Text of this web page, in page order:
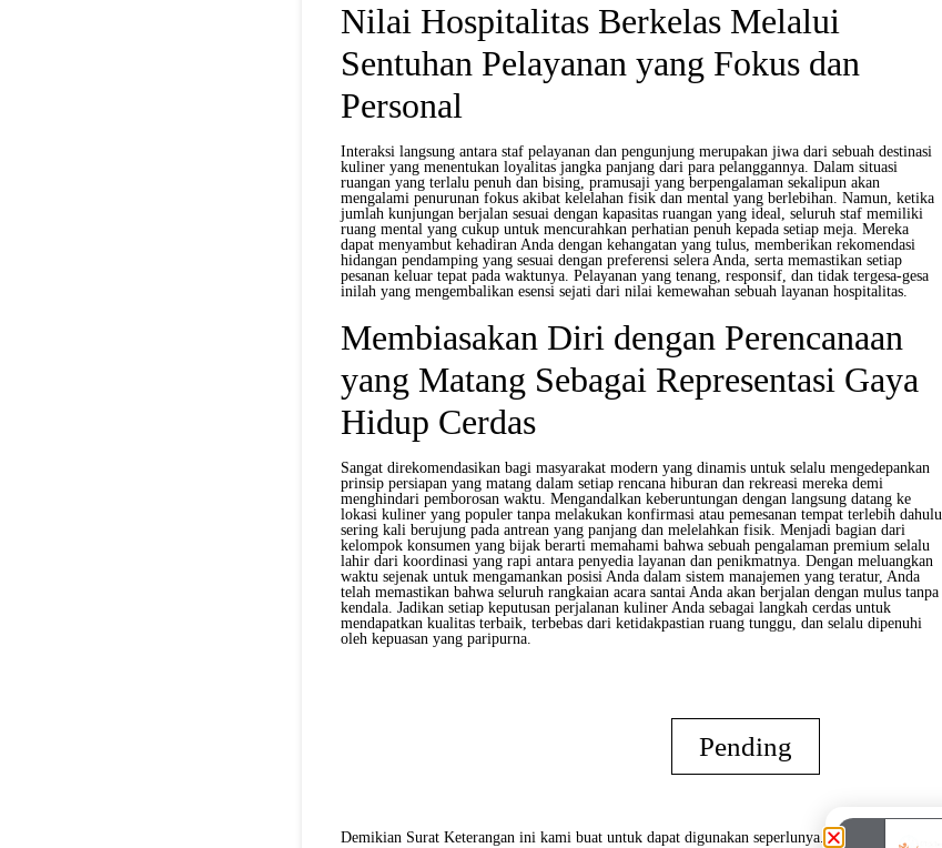
Nilai Hospitalitas Berkelas Melalui
Sentuhan Pelayanan yang Fokus dan
Personal
Interaksi langsung antara staf pelayanan dan pengunjung merupakan jiwa dari sebuah destinasi
kuliner yang menentukan loyalitas jangka panjang dari para pelanggannya. Dalam situasi
ruangan yang terlalu penuh dan bising, pramusaji yang berpengalaman sekalipun akan
mengalami penurunan fokus akibat kelelahan fisik dan mental yang berlebihan. Namun, ketika
jumlah kunjungan berjalan sesuai dengan kapasitas ruangan yang ideal, seluruh staf memiliki
ruang mental yang cukup untuk mencurahkan perhatian penuh kepada setiap meja. Mereka
dapat menyambut kehadiran Anda dengan kehangatan yang tulus, memberikan rekomendasi
hidangan pendamping yang sesuai dengan preferensi selera Anda, serta memastikan setiap
pesanan keluar tepat pada waktunya. Pelayanan yang tenang, responsif, dan tidak tergesa-gesa
inilah yang mengembalikan esensi sejati dari nilai kemewahan sebuah layanan hospitalitas.
Membiasakan Diri dengan Perencanaan
yang Matang Sebagai Representasi Gaya
Hidup Cerdas
Sangat direkomendasikan bagi masyarakat modern yang dinamis untuk selalu mengedepankan
prinsip persiapan yang matang dalam setiap rencana hiburan dan rekreasi mereka demi
menghindari pemborosan waktu. Mengandalkan keberuntungan dengan langsung datang ke
lokasi kuliner yang populer tanpa melakukan konfirmasi atau pemesanan tempat terlebih dahulu
sering kali berujung pada antrean yang panjang dan melelahkan fisik. Menjadi bagian dari
kelompok konsumen yang bijak berarti memahami bahwa sebuah pengalaman premium selalu
lahir dari koordinasi yang rapi antara penyedia layanan dan penikmatnya. Dengan meluangkan
waktu sejenak untuk mengamankan posisi Anda dalam sistem manajemen yang teratur, Anda
telah memastikan bahwa seluruh rangkaian acara santai Anda akan berjalan dengan mulus tanpa
kendala. Jadikan setiap keputusan perjalanan kuliner Anda sebagai langkah cerdas untuk
mendapatkan kualitas terbaik, terbebas dari ketidakpastian ruang tunggu, dan selalu dipenuhi
oleh kepuasan yang paripurna.
Pending
Demikian Surat Keterangan ini kami buat untuk dapat digunakan seperlunya.